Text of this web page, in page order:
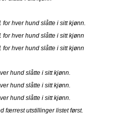
hver hund slåtte i sitt kjønn.
hver hund slåtte i sitt kjønn
hver hund slåtte i sitt kjønn
hund slåtte i sitt kjønn.
hund slåtte i sitt kjønn.
hund slåtte i sitt kjønn.
færrest utstillinger listet først.